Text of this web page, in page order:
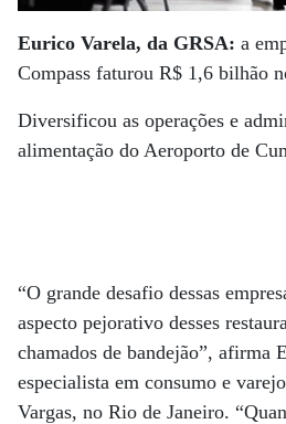
Eurico Varela, da GRSA: a
Compass faturou R$ 1,6 bilhão
Diversificou as operações e
alimentação do Aeroporto de
“O grande desafio dessas
aspecto pejorativo desses
chamados de bandejão”, afirma
especialista em consumo e
Vargas, no Rio de Janeiro.